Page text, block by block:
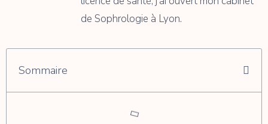
de Sophrologie à Lyon.
Sommaire